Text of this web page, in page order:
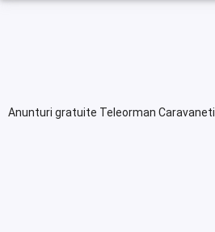
Anunturi gratuite Teleorman Caravaneti